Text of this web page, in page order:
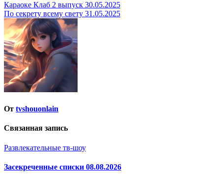
Навигация
по
записям
Караоке Клаб 2 выпуск 30.05.2025
По секрету всему свету 31.05.2025
От tvshouonlain
Связанная запись
Развлекательные тв-шоу
Засекреченные списки 08.08.2026